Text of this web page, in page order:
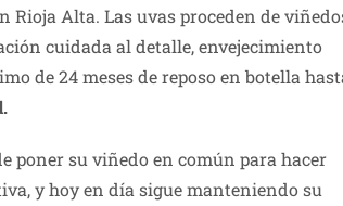
Rioja Alta. Las uvas proceden de
cuidada al detalle, envejecimiento
de 24 meses de reposo en botella
poner su viñedo en común para hacer
y hoy en día sigue manteniendo su